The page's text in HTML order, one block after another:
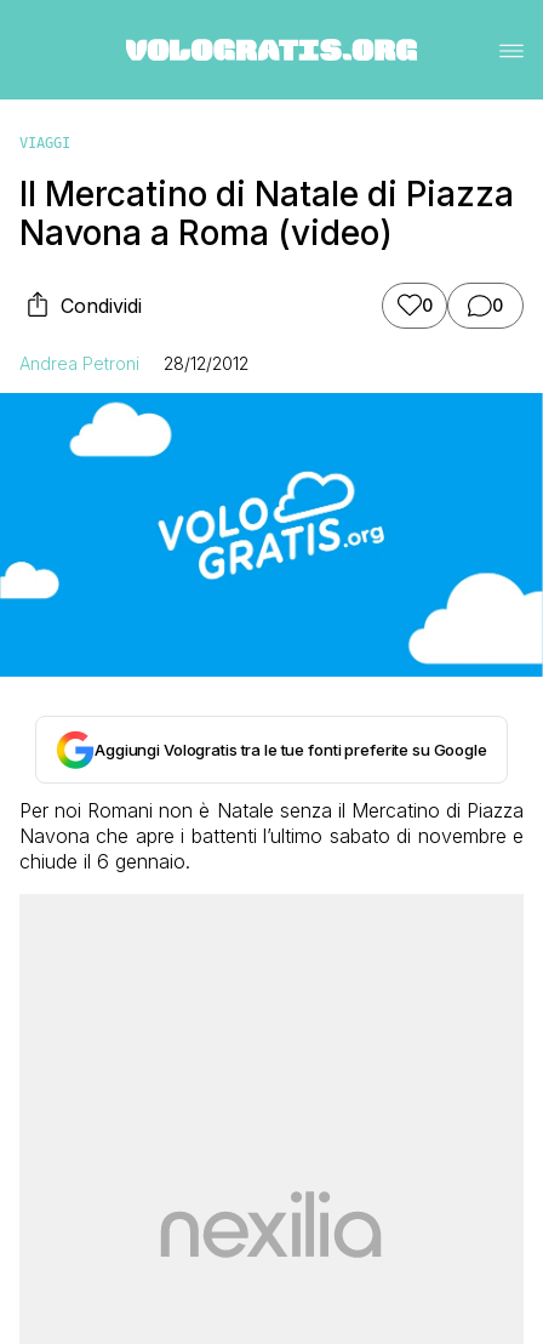
VIAGGI
Il Mercatino di Natale di Piazza
Navona a Roma (video)
Condividi 0 0
Andrea Petroni 28/12/2012
Aggiungi Vologratis tra le tue fonti preferite su Google
Per noi Romani non è Natale senza il Mercatino di Piazza
Navona che apre i battenti l’ultimo sabato di novembre e
chiude il 6 gennaio.